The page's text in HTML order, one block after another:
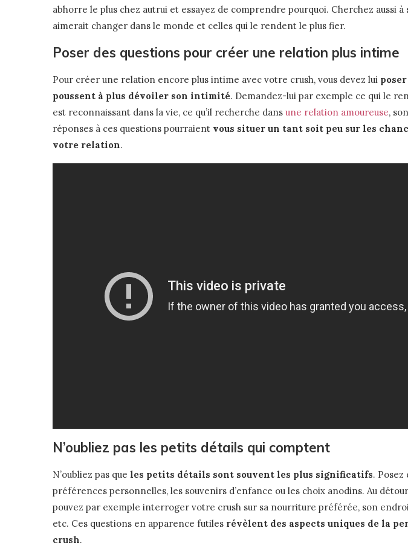
abhorre le plus chez autrui et essayez de comprendre pourquoi. Cherchez aussi à
aimerait changer dans le monde et celles qui le rendent le plus fier.
Poser des questions pour créer une relation plus intime
Pour créer une relation encore plus intime avec votre crush, vous devez lui
poussent à plus dévoiler son intimité. Demandez-lui par exemple ce qui le
est reconnaissant dans la vie, ce qu’il recherche dans une relation amoureuse,
réponses à ces questions pourraient vous situer un tant soit peu sur les
votre relation.
N’oubliez pas les petits détails qui comptent
N’oubliez pas que les petits détails sont souvent les plus significatifs. Posez
préférences personnelles, les souvenirs d’enfance ou les choix anodins. Au
pouvez par exemple interroger votre crush sur sa nourriture préférée, son
etc. Ces questions en apparence futiles révèlent des aspects uniques de la
crush.